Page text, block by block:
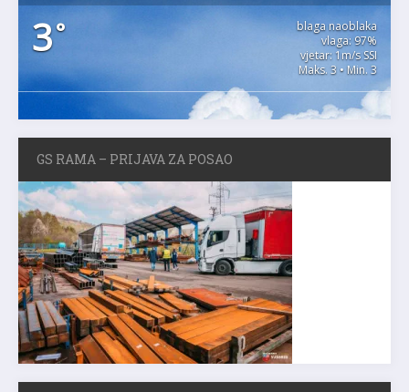
3°
blaga naoblaka
vlaga: 97%
vjetar: 1m/s SSI
Maks. 3 • Min. 3
GS RAMA – PRIJAVA ZA POSAO